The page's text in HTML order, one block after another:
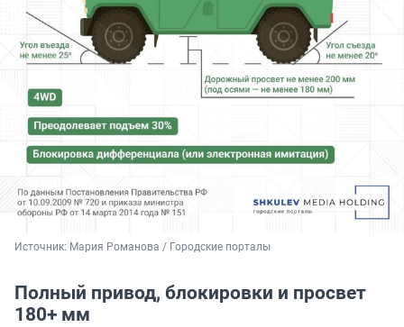
Источник: Мария Романова / Городские порталы
Полный привод, блокировки и просвет
180+ мм